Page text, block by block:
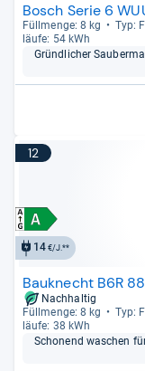
Bosch Serie 6
Füll­menge: 8 kg Typ:
läufe: 54 kWh
Gründ­li­cher
12
14€/J.**
Bauknecht B6R
Nachhaltig
Füll­menge: 8 kg
Typ:
läufe: 38 kWh
Scho­nend waschen